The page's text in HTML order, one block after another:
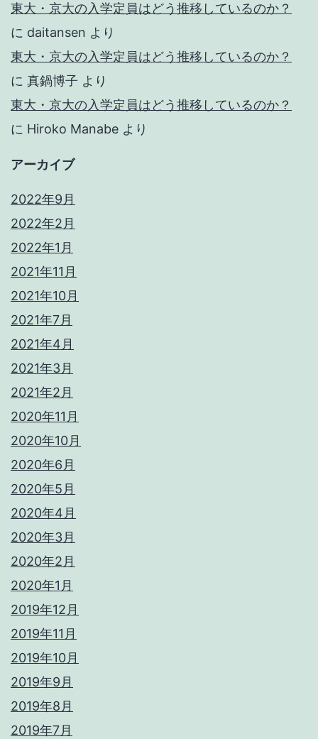
東大・京大の入学定員はどう推移しているのか？
に daitansen より
東大・京大の入学定員はどう推移しているのか？
に 真鍋博子 より
東大・京大の入学定員はどう推移しているのか？
に Hiroko Manabe より
アーカイブ
2022年9月
2022年2月
2022年1月
2021年11月
2021年10月
2021年7月
2021年4月
2021年3月
2021年2月
2020年11月
2020年10月
2020年6月
2020年5月
2020年4月
2020年3月
2020年2月
2020年1月
2019年12月
2019年11月
2019年10月
2019年9月
2019年8月
2019年7月